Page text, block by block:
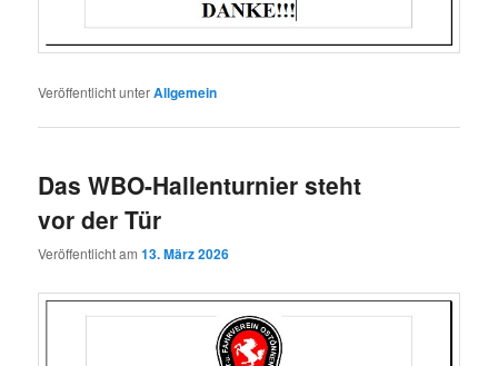
Veröffentlicht unterAllgemein
Das WBO-Hallenturnier steht
vor der Tür
Veröffentlicht am13. März 2026